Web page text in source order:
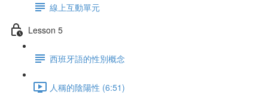
線上互動單元
Lesson 5
西班牙語的性別概念
人稱的陰陽性 (6:51)